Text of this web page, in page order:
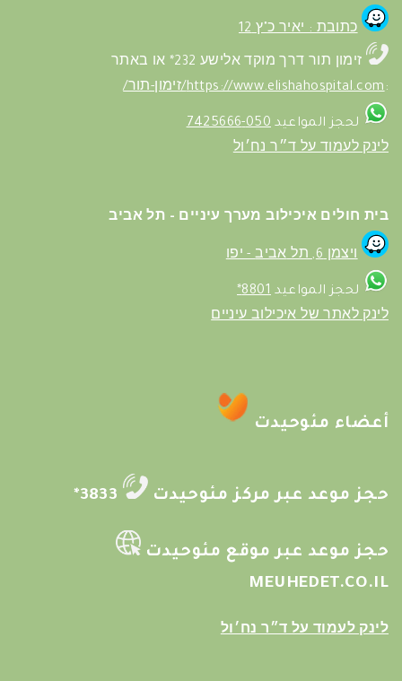
כתובת : יאיר כ"ץ 12
זימון תור דרך מוקד אלישע 232* או באתר
:https://www.elishahospital.com/זימון-תור/
لحجز المواعيد 050-7425666
לינק לעמוד על ד״ר נח׳ול
בית חולים איכילוב מערך עיניים - תל אביב
ויצמן 6, תל אביב- יפו
لحجز المواعيد 8801*
לינק לאתר של איכילוב עיניים
أعضاء مئوحيدت
حجز موعد عبر مركز مئوحيدت 3833*
حجز موعد عبر موقع مئوحيدت
MEUHEDET.CO.IL
לינק לעמוד על ד״ר נח׳ול